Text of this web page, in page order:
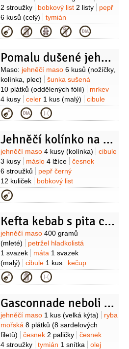
2 stroužky
bobkový list 2 listy
pepř
6 kusů (celý)
tymián
1 snítka
rozmarýn1 snítka
50 gramů (kvalitní uzená) Zelenina:
2 kusy
petržel kořenová
2 kusy
fazolové lusky 4 kusy
(ploché)
brambory
500 gramů
(menší)
řepa červená2 kusy
(menší)
cibule šalotka 2 kusy
máslo
50 gramů
Kategorie
Pomalu dušené jehněčí
Suroviny
Maso: jehněčí maso 6 kusů (nožíčky,
kolínka, plec)
šunka sušená
10 plátků (oddělených fólií)
mrkev
4 kusy
celer 1 kus (malý)
cibule
2 kusy
rozmarýn
červené500 mililitrů sůl
pepř
slunečnicový
hrášek400 gramů
(mražený 2 balíčky)
sýr Ricotta
200 gramů
máta
1 hrst
sůl pepř olej olivový
Kategorie
Jehněčí kolínko na víně
Suroviny
jehněčí maso 4 kusy (kolínka)
cibule
3 kusy
máslo 4 lžíce
česnek
6 stroužků
pepř černý
12 kuliček
bobkový list
4 kusy
4 lžíce
rozmarýn4 snítky
víno
Kategorie
Kefta kebab s pita chlebem a salátem Fatush
Suroviny
jehněčí maso 400 gramů
(mleté)
petržel hladkolistá
1 svazek
máta 1 svazek
(malý)
cibule 1 kus
kečup
0,8 decilitru
(ostrý)
(arganový Argand´Or)
sůl
pepř
Na salát: okurka salátová
2 kusy
rajčata 2 kusy
cibule
červená1 kus citron 1 kus
česnek
2 stroužky
olej (arganový Argand
´Or)
Kategorie
Gasconnade neboli gaskoňská kýta
Suroviny
jehněčí maso 1 kus (velká kýta)
ryba
mořská 8 plátků (8 sardelových
filetů)
česnek 2 paličky
česnek
4 stroužky
tymián 1 snítka
olej